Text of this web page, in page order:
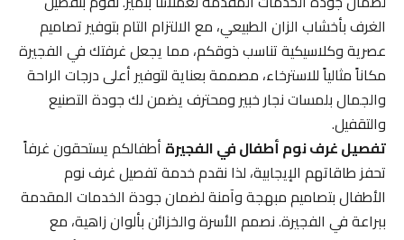
الغرف بأخشاب الزان الطبيعي، مع الالتزام التام بتوفير تصاميم
عصرية وكلاسيكية تناسب ذوقكم، مما يجعل غرفتك في الفجيرة
مكاناً مثالياً للاسترخاء، مصممة بعناية لتوفير أعلى درجات الراحة
والجمال بلمسات نجار خبير ومحترف يضمن لك جودة التصنيع
والتقفيل.
تفصيل غرف نوم أطفال في الفجيرةأطفالكم يستحقون غرفاً
تحفز طاقاتهم الإيجابية، لذا نقدم خدمة تفصيل غرف نوم
الأطفال بتصاميم مبهجة وآمنة لضمان جودة الخدمات المقدمة
ببراعة في الفجيرة. نصمم الأسرة والخزائن بألوان زاهية، مع